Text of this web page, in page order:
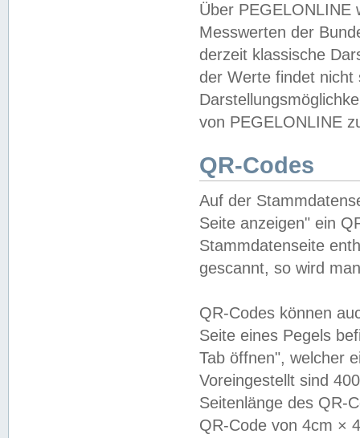
Über PEGELONLINE
Messwerten der
derzeit klassische
der Werte findet
von PEGELONLINE
QR-Codes
Auf der
Seite anzeigen" ein
Stammdatenseite
gescannt, so wird
QR-Codes können
Seite eines Pegels
Tab öffnen", welcher
Voreingestellt sind
Seitenlänge des QR-
QR-Code von 4cm ×